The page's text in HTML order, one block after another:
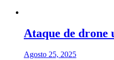
Ataque de drone
Agosto 25, 2025